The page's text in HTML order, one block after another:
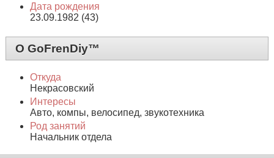
Дата рождения
23.09.1982 (43)
О GoFrenDiy™
Откуда
Некрасовский
Интересы
Авто, компы, велосипед, звукотехника
Род занятий
Начальник отдела